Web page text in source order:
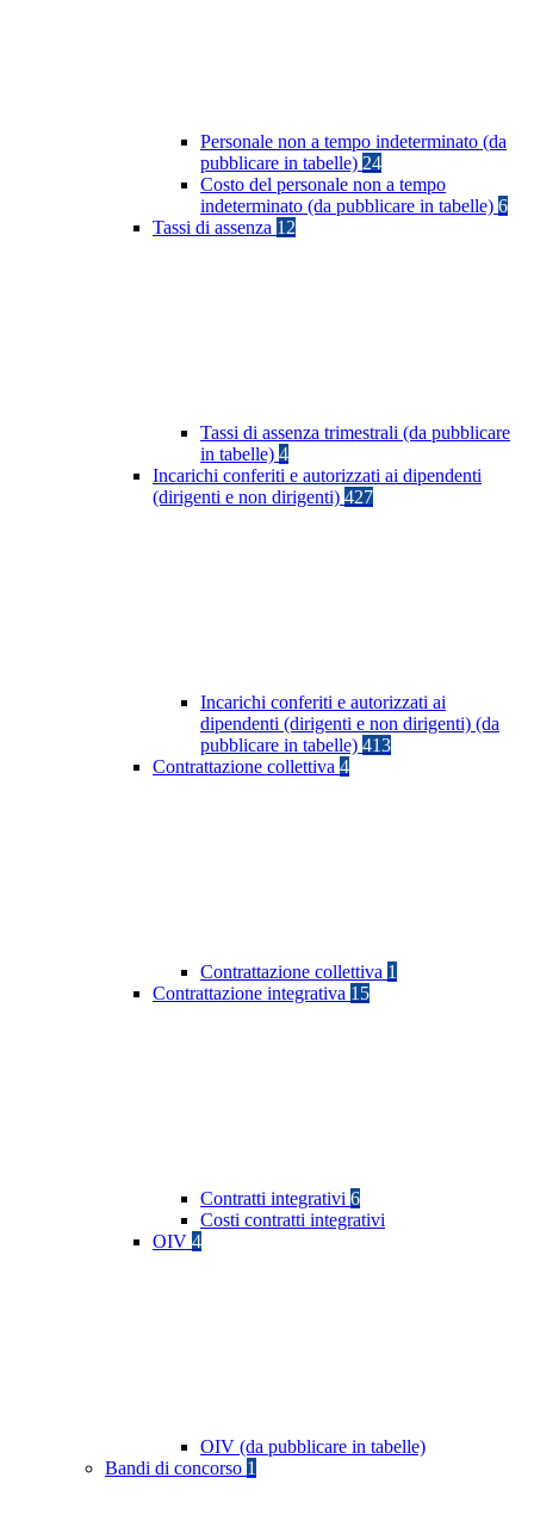
Personale non a tempo indeterminato (da
pubblicare in tabelle) 24
Costo del personale non a tempo
indeterminato (da pubblicare in tabelle) 6
Tassi di assenza 12
Tassi di assenza trimestrali (da pubblicare
in tabelle) 4
Incarichi conferiti e autorizzati ai dipendenti
(dirigenti e non dirigenti) 427
Incarichi conferiti e autorizzati ai
dipendenti (dirigenti e non dirigenti) (da
pubblicare in tabelle) 413
Contrattazione collettiva 4
Contrattazione collettiva 1
Contrattazione integrativa 15
Contratti integrativi 6
Costi contratti integrativi
OIV 4
OIV (da pubblicare in tabelle)
Bandi di concorso 1